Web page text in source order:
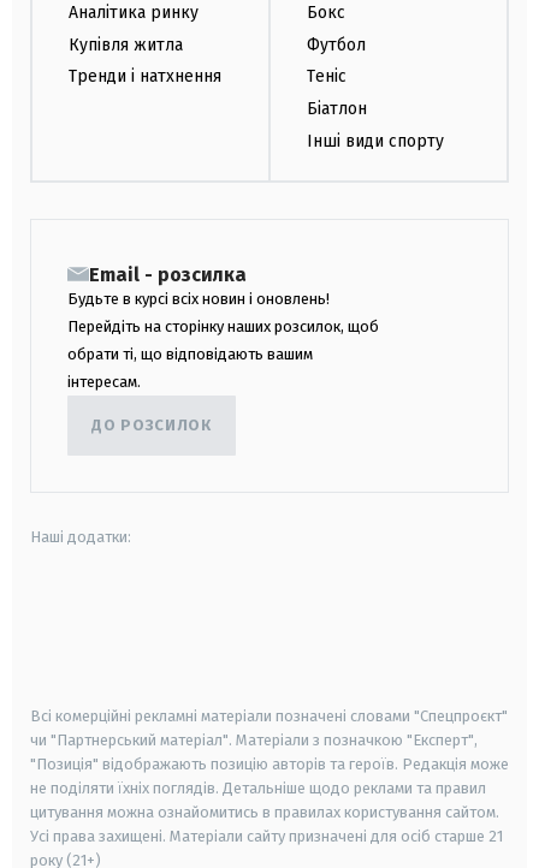
Аналітика ринку
Купівля житла
Тренди і натхнення
Бокс
Футбол
Теніс
Біатлон
Інші види спорту
Email - розсилка
Будьте в курсі всіх новин і оновлень!
Перейдіть на сторінку наших розсилок, щоб
обрати ті, що відповідають вашим
інтересам.
ДО РОЗСИЛОК
Наші додатки:
Всі комерційні рекламні матеріали позначені словами "Спецпроєкт"
чи "Партнерський матеріал". Матеріали з позначкою "Експерт",
"Позиція" відображають позицію авторів та героїв. Редакція може
не поділяти їхніх поглядів. Детальніше щодо реклами та правил
цитування можна ознайомитись в правилах користування сайтом.
Усі права захищені. Матеріали сайту призначені для осіб старше 21
року (21+)